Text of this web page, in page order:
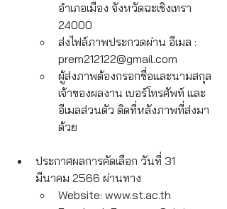
อําเภอเมือง จังหวัดฉะเชิงเทรา
24000
ส่งไฟล์ภาพประกวดผ่าน อีเมล :
prem212122@gmail.com
ผู้ส่งภาพต้องกรอกชื่อและนามสกุล
เจ้าของผลงาน เบอร์โทรศัพท์ และ
อีเมลส่วนตัว ติดที่หลังภาพที่ส่งมา
ด้วย
ประกาศผลการคัดเลือก วันที่ 31
มีนาคม 2566 ผ่านทาง
Website: www.st.ac.th